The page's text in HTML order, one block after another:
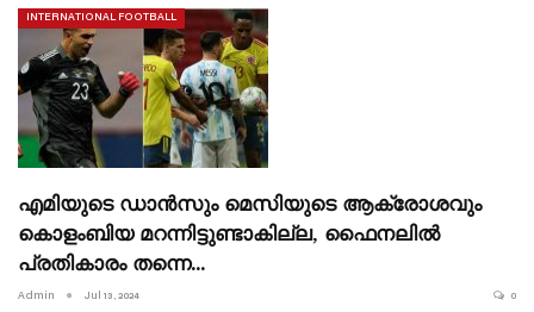
INTERNATIONAL FOOTBALL
എമിയുടെ ഡാൻസും മെസിയുടെ ആക്രോശവും
കൊളംബിയ മറന്നിട്ടുണ്ടാകില്ല, ഫൈനലിൽ
പ്രതികാരം തന്നെ…
Admin Jul 13, 2024 0